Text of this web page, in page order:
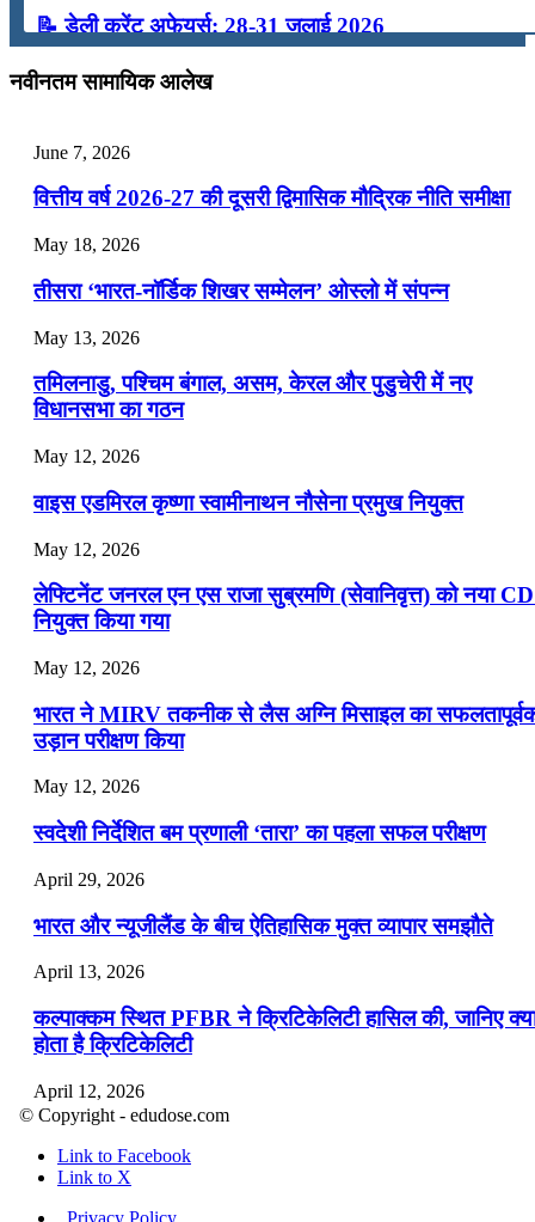
📝 डेली करेंट अफेयर्स: 28-31 जुलाई 2026
July 28, 2026
July 25, 2026
📝 डेली करेंट अफेयर्स: 22-24 जुलाई 2026
July 22, 2026
📝 डेली करेंट अफेयर्स: 19-21 जुलाई 2026
July 19, 2026
📝 डेली करेंट अफेयर्स: 16-18 जुलाई 2026
📝 डेली करेंट अफेयर्स: 13-15 जुलाई 2026
नवीनतम सामायिक आलेख
June 7, 2026
वित्तीय वर्ष 2026-27 की दूसरी द्विमासिक मौद्रिक नीति समीक्षा
May 18, 2026
तीसरा ‘भारत-नॉर्डिक शिखर सम्मेलन’ ओस्लो में संपन्न
May 13, 2026
तमिलनाडु, पश्चिम बंगाल, असम, केरल और पुडुचेरी में नए
विधानसभा का गठन
May 12, 2026
वाइस एडमिरल कृष्णा स्वामीनाथन नौसेना प्रमुख नियुक्त
May 12, 2026
लेफ्टिनेंट जनरल एन एस राजा सुब्रमणि (सेवानिवृत्त) को नया
नियुक्त किया गया
May 12, 2026
भारत ने MIRV तकनीक से लैस अग्नि मिसाइल का
उड़ान परीक्षण किया
May 12, 2026
स्वदेशी निर्देशित बम प्रणाली ‘तारा’ का पहला सफल परीक्षण
April 29, 2026
भारत और न्यूजीलैंड के बीच ऐतिहासिक मुक्त व्यापार समझौते
April 13, 2026
कल्पाक्कम स्थित PFBR ने क्रिटिकेलिटी हासिल की, जानिए
होता है क्रिटिकेलिटी
April 12, 2026
April 9, 2026
© Copyright - edudose.com
Link to Facebook
Link to X
Privacy Policy